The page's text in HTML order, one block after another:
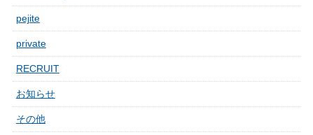
pejite
private
RECRUIT
お知らせ
その他